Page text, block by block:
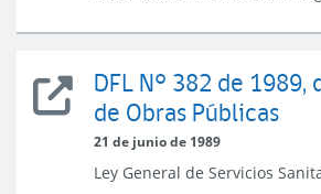
DFL
N°
382
1989,
DFL N° 382 de
de Obras Públicas
21 de junio de 1989
Ley General de Servicios